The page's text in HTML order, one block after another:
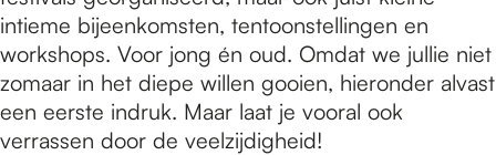
o
m
intieme bijeenkomsten, tentoonstellingen en
workshops. Voor jong én oud. Omdat we jullie niet
zomaar in het diepe willen gooien, hieronder alvast
een eerste indruk. Maar laat je vooral ook
verrassen door de veelzijdigheid!